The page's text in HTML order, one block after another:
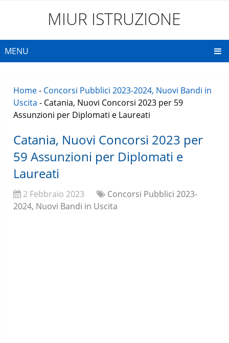
MIUR ISTRUZIONE
MENU
Home- Concorsi Pubblici 2023-2024, Nuovi Bandi in
Uscita - Catania, Nuovi Concorsi 2023 per 59
Assunzioni per Diplomati e Laureati
Catania, Nuovi Concorsi 2023 per
59 Assunzioni per Diplomati e
Laureati
2 Febbraio 2023
Concorsi Pubblici 2023-
2024, Nuovi Bandi in Uscita